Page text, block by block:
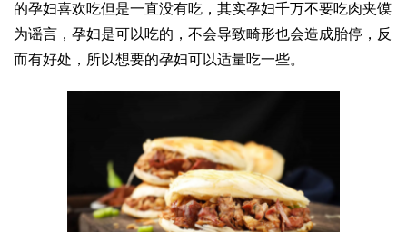
的孕妇喜欢吃但是一直没有吃，其实孕妇千万不要吃肉夹馍
为谣言，孕妇是可以吃的，不会导致畸形也会造成胎停，反
而有好处，所以想要的孕妇可以适量吃一些。